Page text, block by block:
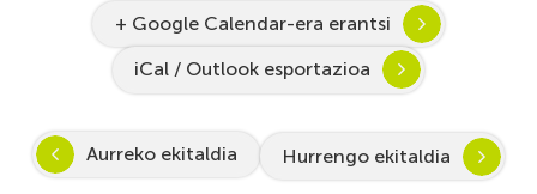
+ Google Calendar-era erantsi
iCal / Outlook esportazioa
Aurreko ekitaldia Hurrengo ekitaldia